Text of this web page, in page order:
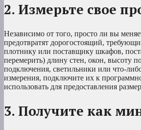
2. Измерьте свое
Независимо от того, просто ли вы
предотвратят дорогостоящий,
плотнику или поставщику шкафов,
перемерить) длину стен, окон, высоту
подключения, светильники или что-
измерения, подключите их к
использовать для предоставления
3. Получите как